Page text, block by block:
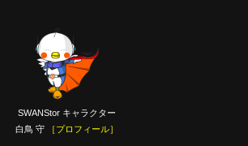
SWANStor キャラクター
白鳥 守
［プロフィール］